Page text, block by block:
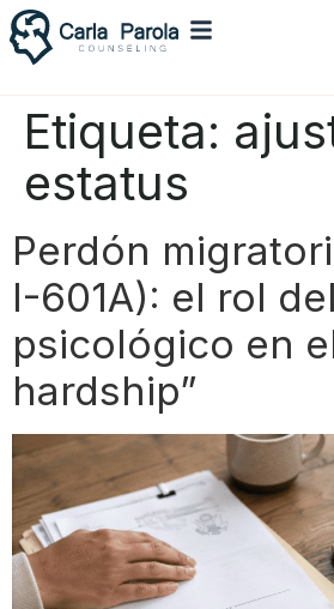
Etiqueta:
estatus
Perdón
I-601A): el rol
psicológico en
hardship”